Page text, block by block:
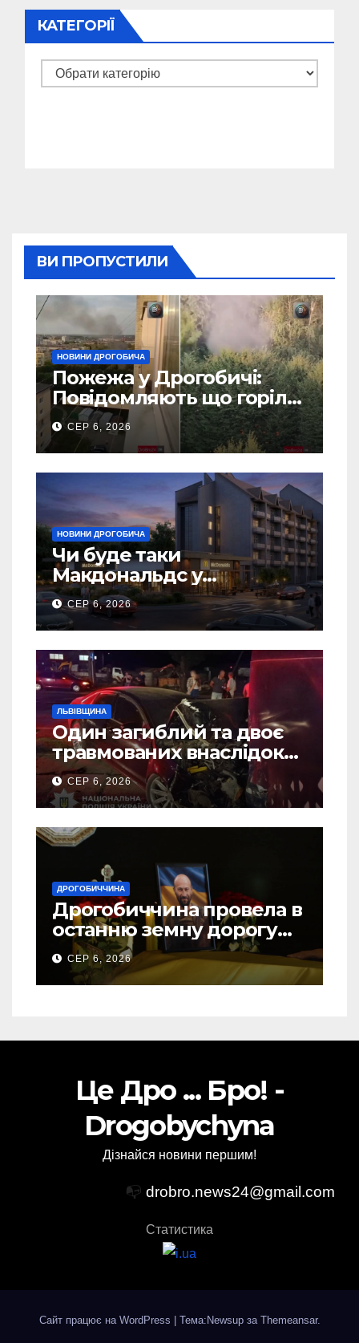
КАТЕГОРІЇ
Категорії
ВИ ПРОПУСТИЛИ
НОВИНИ ДРОГОБИЧА
Пожежа у Дрогобичі:
Повідомляють що горіло
5 гаражів (Відео)
СЕР 6, 2026
НОВИНИ ДРОГОБИЧА
Чи буде таки
Макдональдс у
Дрогобичі? (Фото)
СЕР 6, 2026
ЛЬВІВЩИНА
Один загиблий та двоє
травмованих внаслідок
ДТП на Самбірщині
СЕР 6, 2026
ДРОГОБИЧЧИНА
Дрогобиччина провела в
останню земну дорогу
свого Захисника – Олега
Торського
СЕР 6, 2026
Це Дро ... Бро! -
Drogobychyna
Дізнайся новини першим!
📭 drobro.news24@gmail.com
Статистика
Сайт працює на WordPress Тема:Newsup за Themeansar.